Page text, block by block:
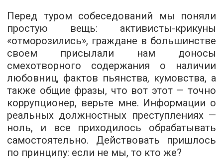
Перед туром собеседований мы поняли
простую вещь: активисты-крикуны
«отморозились», граждане в большинстве
своем присылали нам доносы
смехотворного содержания о наличии
любовниц, фактов пьянства, кумовства, а
также общие фразы, что вот этот — точно
коррупционер, верьте мне. Информации о
реальных должностных преступлениях —
ноль, и все приходилось обрабатывать
самостоятельно. Действовать пришлось
по принципу: если не мы, то кто же?